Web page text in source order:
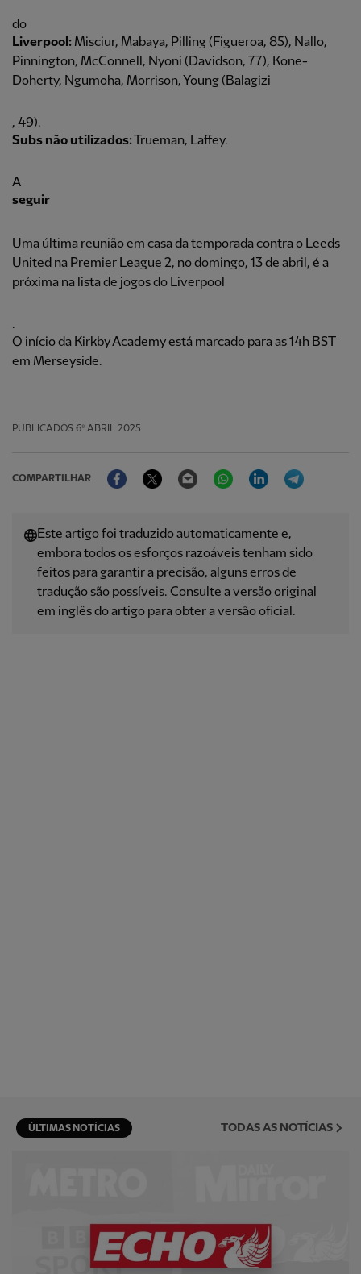
do
Liverpool: Misciur, Mabaya, Pilling (Figueroa, 85), Nallo,
Pinnington, McConnell, Nyoni (Davidson, 77), Kone-
Doherty, Ngumoha, Morrison, Young (Balagizi
, 49).
Subs não utilizados:Trueman, Laffey.
A
seguir
Uma última reunião em casa da temporada contra o Leeds
United na Premier League 2, no domingo, 13 de abril, é a
próxima na lista de jogos do Liverpool
.
O início da Kirkby Academy está marcado para as 14h BST
em Merseyside.
PUBLICADOS 6º ABRIL 2025
COMPARTILHAR
FacebookTwitter Email WhatsAppLinkedIn
Este artigo foi traduzido automaticamente e,
embora todos os esforços razoáveis ​​tenham sido
feitos para garantir a precisão, alguns erros de
tradução são possíveis. Consulte a versão original
em inglês do artigo para obter a versão oficial.
ÚLTIMAS NOTÍCIAS TODAS AS NOTÍCIAS